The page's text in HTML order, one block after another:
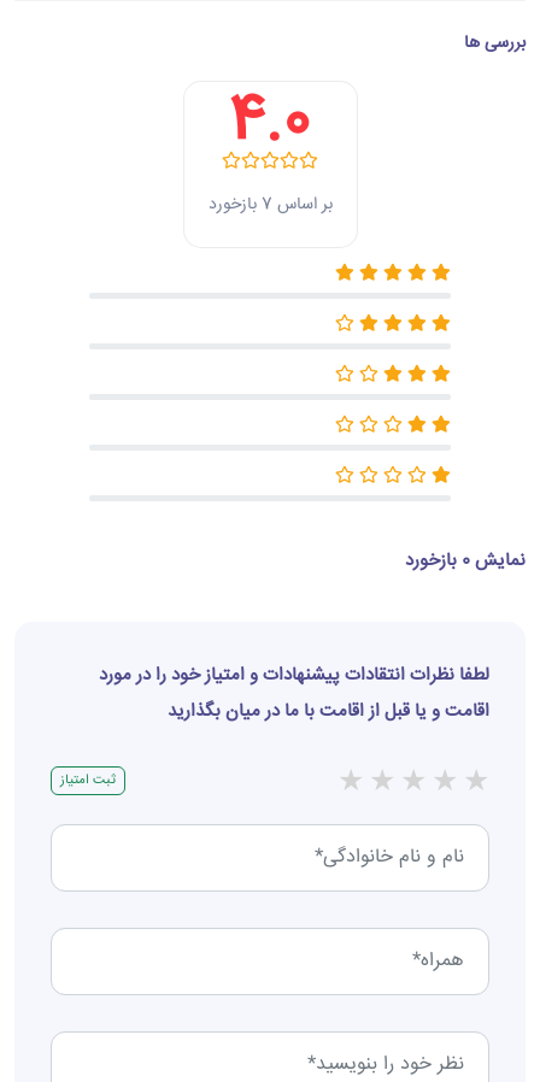
بررسی ها
4.0
بر اساس 7 بازخورد
نمایش 0 بازخورد
لطفا نظرات انتقادات پیشنهادات و امتیاز خود را در مورد
اقامت و یا قبل از اقامت با ما در میان بگذارید
★
★
★
★
★ ثبت امتیاز